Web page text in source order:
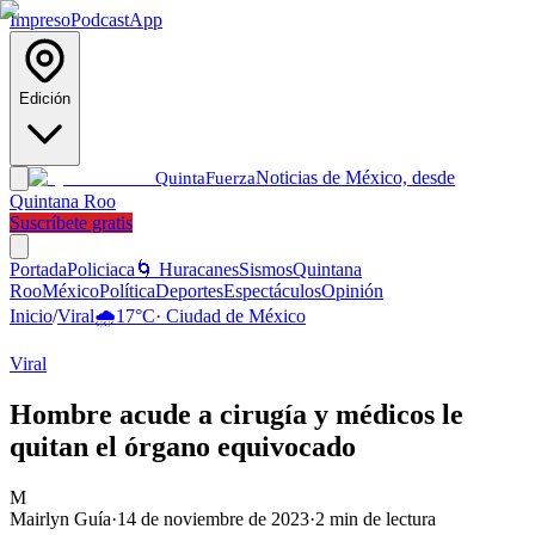
ImpresoPodcastApp
Edición
QuintaFuerzaNoticias de México, desde
Quintana Roo
Suscríbete gratis
PortadaPoliciaca 🌀 HuracanesSismosQuintana
RooMéxicoPolíticaDeportesEspectáculosOpinión
Inicio/Viral🌧️17°C· Ciudad de México
Viral
Hombre acude a cirugía y médicos le
quitan el órgano equivocado
M
Mairlyn Guía·14 de noviembre de 2023·2 min de lectura